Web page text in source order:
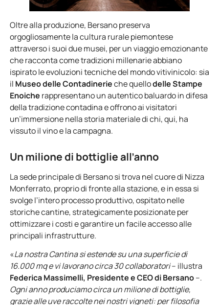
Oltre alla produzione, Bersano preserva
orgogliosamente la cultura rurale piemontese
attraverso i suoi due musei, per un viaggio emozionante
che racconta come tradizioni millenarie abbiano
ispirato le evoluzioni tecniche del mondo vitivinicolo: sia
il Museo delle Contadinerieche quellodelle Stampe
Enoiche rappresentano un autentico baluardo in difesa
della tradizione contadina e offrono ai visitatori
un’immersione nella storia materiale di chi, qui, ha
vissuto il vino e la campagna.
Un milione di bottiglie all’anno
La sede principale di Bersano si trova nel cuore di Nizza
Monferrato, proprio di fronte alla stazione, e in essa si
svolge l’intero processo produttivo, ospitato nelle
storiche cantine, strategicamente posizionate per
ottimizzare i costi e garantire un facile accesso alle
principali infrastrutture.
«La nostra Cantina si estende su una superficie di
16.000 mq e vi lavorano circa 30 collaboratori– illustra
Federica Massimelli, Presidente e CEO di Bersano–.
Ogni anno produciamo circa un milione di bottiglie,
grazie alle uve raccolte nei nostri vigneti: per filosofia